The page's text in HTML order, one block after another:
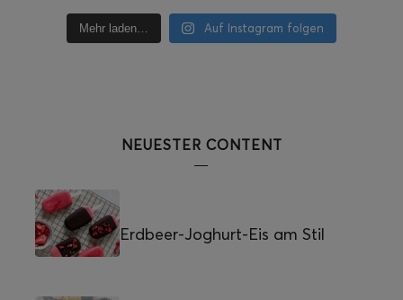
Mehr laden… Auf Instagram folgen
NEUESTER CONTENT
Erdbeer-Joghurt-Eis am Stil